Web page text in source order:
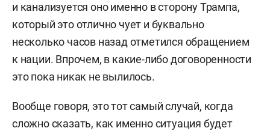
и канализуется оно именно в сторону Трампа,
который это отлично чует и буквально
несколько часов назад отметился обращением
к нации. Впрочем, в какие-либо договоренности
это пока никак не вылилось.
Вообще говоря, это тот самый случай, когда
сложно сказать, как именно ситуация будет